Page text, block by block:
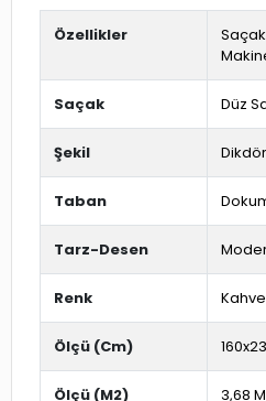
Özellikler
Saçak Düz
Şekil
Taban
Tarz-Desen
Renk
Ölçü (Cm)
Ölçü (M2) 3,68